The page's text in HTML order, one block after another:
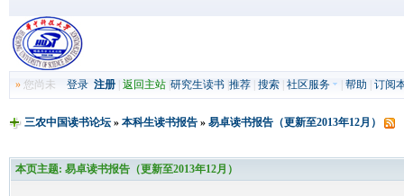
»您尚未 登录 注册| 返回主站| 研究生读书| 推荐| 搜索| 社区服务 帮助 订阅
三农中国读书论坛» 本科生读书报告» 易卓读书报告（更新至2013年12月）
本页主题: 易卓读书报告（更新至2013年12月）